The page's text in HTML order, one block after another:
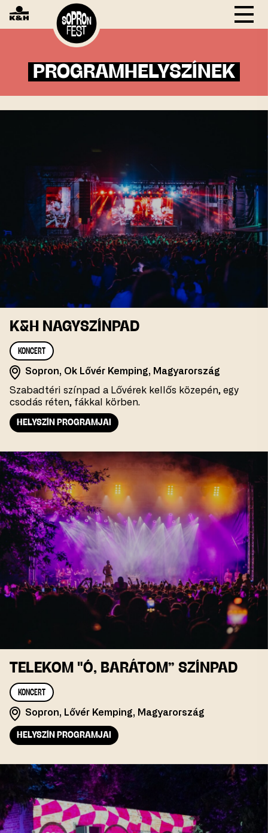
PROGRAMHELYSZÍNEK
K&H NAGYSZÍNPAD
KONCERT
Sopron, Ok Lővér Kemping, Magyarország
Szabadtéri színpad a Lővérek kellős közepén, egy
csodás réten, fákkal körben.
HELYSZÍN PROGRAMJAI
TELEKOM "Ó, BARÁTOM” SZÍNPAD
KONCERT
Sopron, Lővér Kemping, Magyarország
HELYSZÍN PROGRAMJAI